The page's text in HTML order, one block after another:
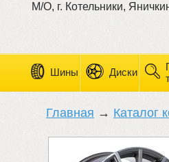
М/О, г. Котельники,
Шины Диски
Главная → Каталог